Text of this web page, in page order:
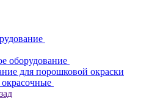
оборудование
для порошковой окраски